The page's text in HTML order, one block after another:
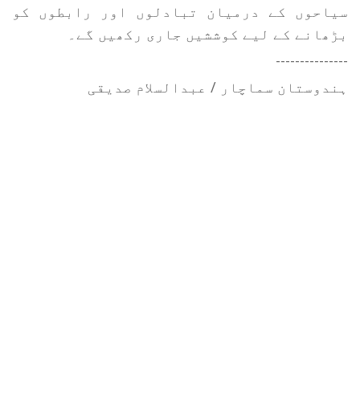
سیاحوں کے درمیان تبادلوں اور رابطوں کو
بڑھانے کے لیے کوششیں جاری رکھیں گے۔
---------------
ہندوستان سماچار / عبدالسلام صدیقی